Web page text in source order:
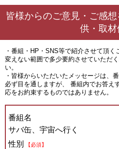
皆様からのご意見・ご感
供・取材
・番組・HP・SNS等で紹介させて頂
変えない範囲で多少要約させていただ
い。
・皆様からいただいたメッセージは、
必ず目を通しますが、 番組内でお答え
応をお約束するものではありません。
番組名
サバ缶、宇宙へ行く
性別
【必須】